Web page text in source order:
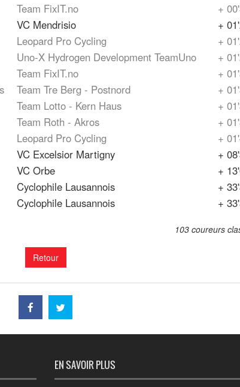
Team FixIT.no
+
VC Mendrisio
+
Leopard Pro Cycling
+
Uno-X Hydrogen Development TeamUno
+
Team FixIT.no
+
Team Tre Berg - Postnord
+
Team Lotto - Kern Haus
+
Team Roth - Akros
+
Leopard Pro Cycling
+
VC Excelsior Martigny
+
VC Orbe
+
Cyclophile Lausannois
+
Cyclophile Lausannois +
103 coureurs
Retour
EN SAVOIR PLUS